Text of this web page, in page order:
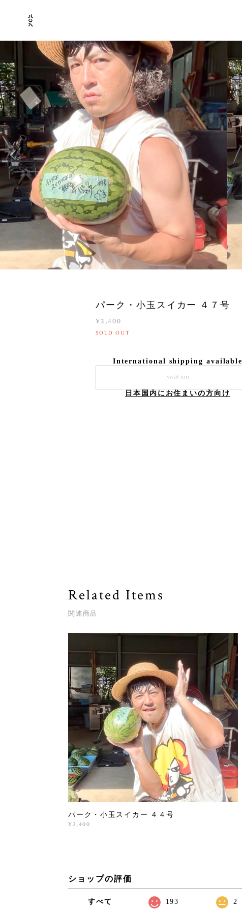
パーク・小玉スイカー ４７号
¥2,400
SOLD OUT
International shipping available
Sold out
日本国内にお住まいの方向け
Related Items
関連商品
パーク・小玉スイカー ４４号
¥2,400
ショップの評価
すべて 193 2